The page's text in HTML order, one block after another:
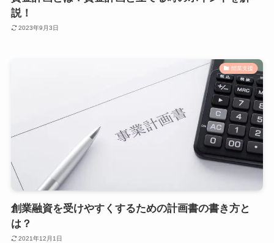
説！
2023年9月3日
開業支援
創業融資を受けやすくするための計画書の書き方と
は？
2021年12月1日